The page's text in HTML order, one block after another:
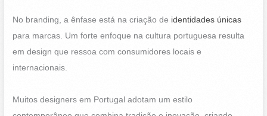
No branding, a ênfase está na criação de identidades únicas
para marcas. Um forte enfoque na cultura portuguesa resulta
em design que ressoa com consumidores locais e
internacionais.
Muitos designers em Portugal adotam um estilo